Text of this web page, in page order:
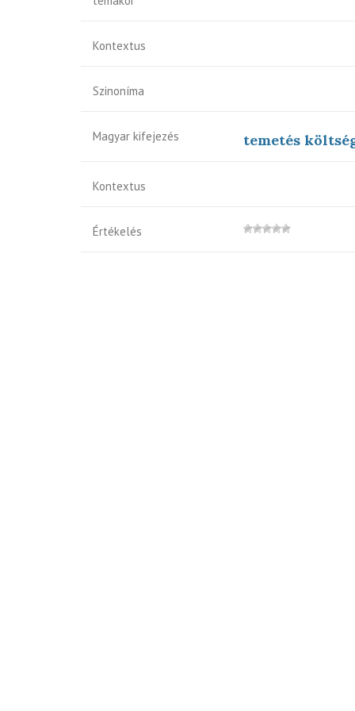
Kontextus
Szinoníma
Magyar kifejezés temetés
Kontextus
Értékelés